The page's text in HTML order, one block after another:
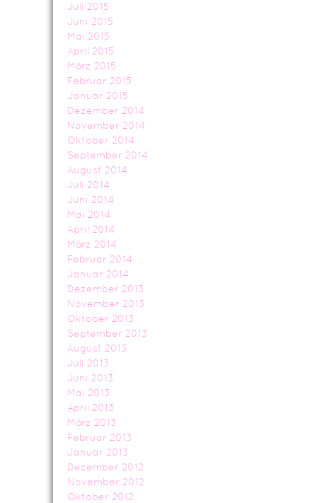
Juli 2015
Juni 2015
Mai 2015
April 2015
März 2015
Februar 2015
Januar 2015
Dezember 2014
November 2014
Oktober 2014
September 2014
August 2014
Juli 2014
Juni 2014
Mai 2014
April 2014
März 2014
Februar 2014
Januar 2014
Dezember 2013
November 2013
Oktober 2013
September 2013
August 2013
Juli 2013
Juni 2013
Mai 2013
April 2013
März 2013
Februar 2013
Januar 2013
Dezember 2012
November 2012
Oktober 2012